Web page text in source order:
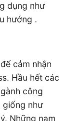
dụng như
hướng .
cảm nhận
Hầu hết các
công
giống như
Những nam